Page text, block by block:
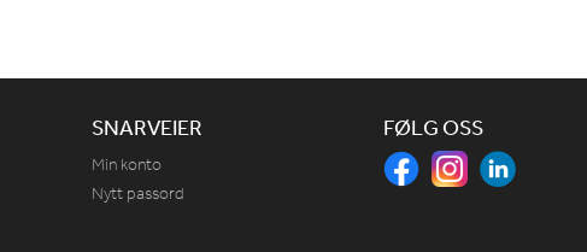
SNARVEIER
Min konto
Nytt passord
FØLG OSS